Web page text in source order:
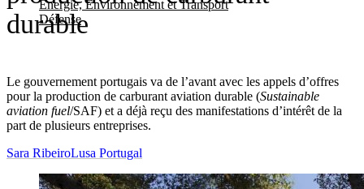
Energie, Environnement et Transport
Défense
durable
Le gouvernement portugais va de l’avant avec les appels d’offres
pour la production de carburant aviation durable (Sustainable
aviation fuel/SAF) et a déjà reçu des manifestations d’intérêt de la
part de plusieurs entreprises.
Sara RibeiroLusa Portugal